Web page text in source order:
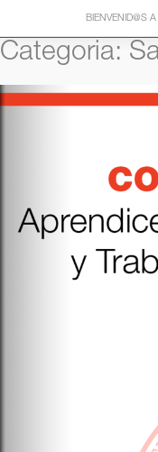
contenido
BIENVENID@S
Categoria: